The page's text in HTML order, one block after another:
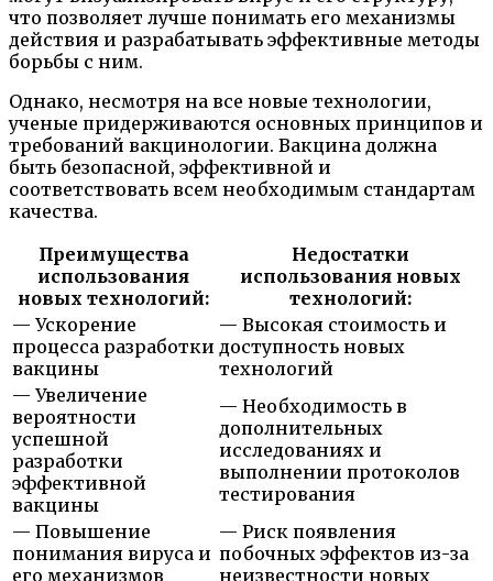
что позволяет лучше понимать его механизмы
действия и разрабатывать эффективные методы
борьбы с ним.
Однако, несмотря на все новые технологии,
ученые придерживаются основных принципов и
требований вакцинологии. Вакцина должна
быть безопасной, эффективной и
соответствовать всем необходимым стандартам
качества.
Преимущества
использования
новых технологий:
Недостатки
использования новых
технологий:
— Ускорение
процесса разработки
вакцины
— Высокая стоимость и
доступность новых
технологий
— Увеличение
вероятности
успешной
разработки
эффективной
вакцины
— Необходимость в
дополнительных
исследованиях и
выполнении протоколов
тестирования
— Повышение
понимания вируса и
его механизмов
— Риск появления
побочных эффектов из-за
неизвестности новых